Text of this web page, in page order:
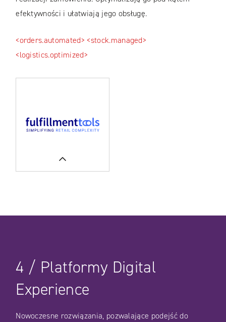
efektywności i ułatwiają jego obsługę.
<orders.automated> <stock.managed>
<logistics.optimized>
4 / Platformy Digital
Experience
Nowoczesne rozwiązania, pozwalające podejść do